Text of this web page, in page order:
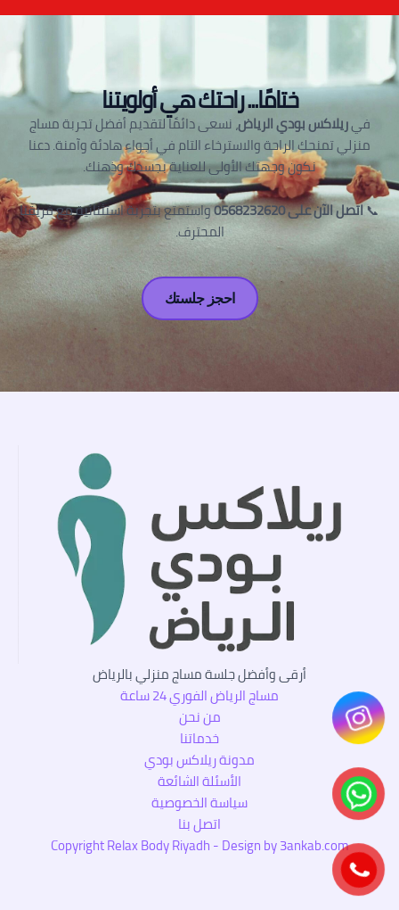
ختامًا... راحتك هي أولويتنا
فيريلاكس بودي الرياض، نسعى دائمًا لتقديم أفضل تجربة مساج
منزلي تمنحك الراحة والاسترخاء التام في أجواء هادئة وآمنة. دعنا
نكون وجهتك الأولى للعناية بجسدك وذهنك.
📞اتصل الآن على 0568232620
واستمتع بتجربة استثنائية مع فريقنا
المحترف.
احجز جلستك
أرقى وأفضل جلسة مساج منزلي بالرياض
مساج الرياض الفوري 24 ساعة
من نحن
خدماتنا
مدونة ريلاكس بودي
الأسئلة الشائعة
سياسة الخصوصية
اتصل بنا
Copyright Relax Body Riyadh - Design by 3ankab.com